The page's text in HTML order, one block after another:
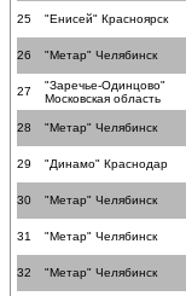
25 "Енисей" Красноярск
26 "Метар" Челябинск
27
"Заречье-Одинцово"
Московская область
28 "Метар" Челябинск
29 "Динамо" Краснодар
30 "Метар" Челябинск
31 "Метар" Челябинск
32 "Метар" Челябинск